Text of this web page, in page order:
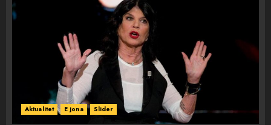
Aktualitet E jona Slider